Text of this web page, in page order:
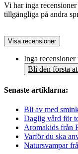
Vi har inga
tillgängliga på andra
Visa recensioner
Inga
Bli den första
Senaste artiklarna:
Bli av med
Daglig vård för
Aromakids från
Varför du ska
Natursvampar